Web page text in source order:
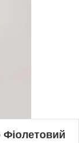
Фіолетовий